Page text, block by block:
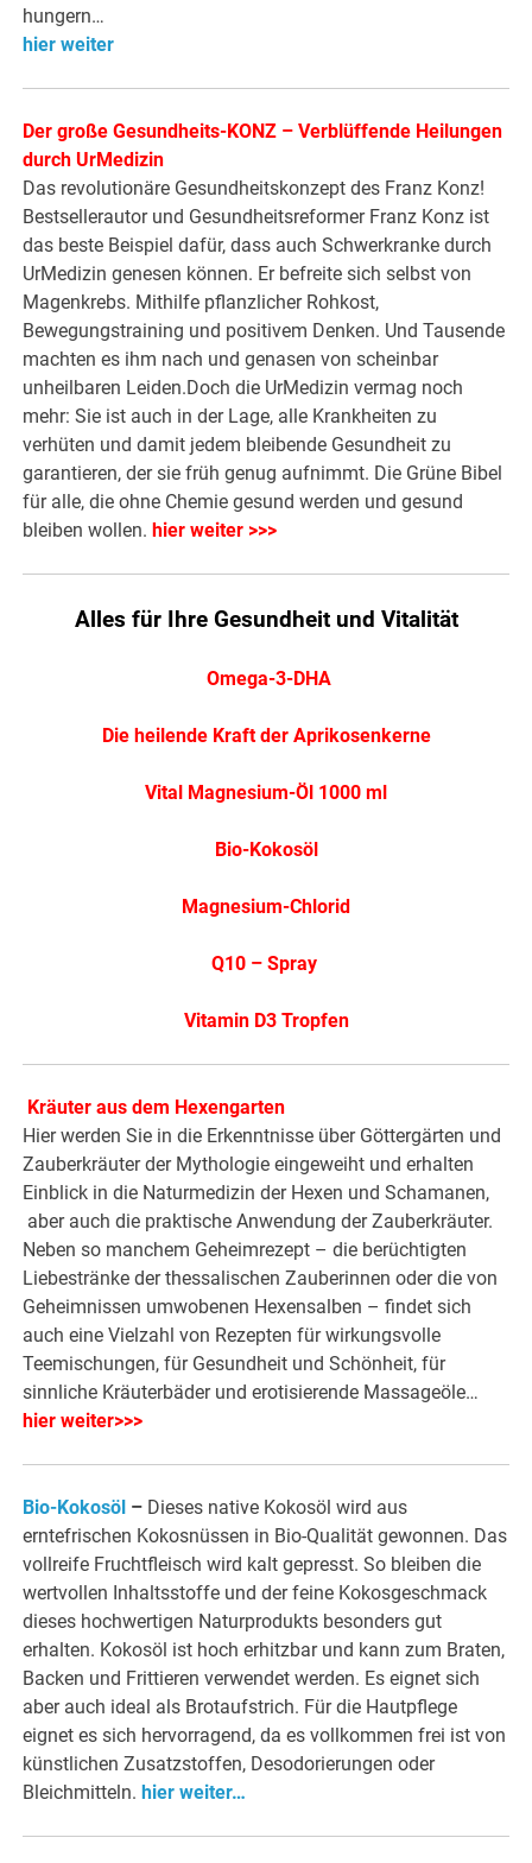
hungern…
hier weiter
Der große Gesundheits-KONZ – Verblüffende Heilungen
durch UrMedizin
Das revolutionäre Gesundheitskonzept des Franz Konz!
Bestsellerautor und Gesundheitsreformer Franz Konz ist
das beste Beispiel dafür, dass auch Schwerkranke durch
UrMedizin genesen können. Er befreite sich selbst von
Magenkrebs. Mithilfe pflanzlicher Rohkost,
Bewegungstraining und positivem Denken. Und Tausende
machten es ihm nach und genasen von scheinbar
unheilbaren Leiden.Doch die UrMedizin vermag noch
mehr: Sie ist auch in der Lage, alle Krankheiten zu
verhüten und damit jedem bleibende Gesundheit zu
garantieren, der sie früh genug aufnimmt. Die Grüne Bibel
für alle, die ohne Chemie gesund werden und gesund
bleiben wollen.hier weiter >>>
Alles für Ihre Gesundheit und Vitalität
Omega-3-DHA
Die heilende Kraft der Aprikosenkerne
Vital Magnesium-Öl 1000 ml
Bio-Kokosöl
Magnesium-Chlorid
Q10 – Spray
Vitamin D3 Tropfen
Kräuter aus dem Hexengarten
Hier werden Sie in die Erkenntnisse über Göttergärten und
Zauberkräuter der Mythologie eingeweiht und erhalten
Einblick in die Naturmedizin der Hexen und Schamanen,
aber auch die praktische Anwendung der Zauberkräuter.
Neben so manchem Geheimrezept – die berüchtigten
Liebestränke der thessalischen Zauberinnen oder die von
Geheimnissen umwobenen Hexensalben – findet sich
auch eine Vielzahl von Rezepten für wirkungsvolle
Teemischungen, für Gesundheit und Schönheit, für
sinnliche Kräuterbäder und erotisierende Massageöle…
hier weiter>>>
Bio-Kokosöl – Dieses native Kokosöl wird aus
erntefrischen Kokosnüssen in Bio-Qualität gewonnen. Das
vollreife Fruchtfleisch wird kalt gepresst. So bleiben die
wertvollen Inhaltsstoffe und der feine Kokosgeschmack
dieses hochwertigen Naturprodukts besonders gut
erhalten. Kokosöl ist hoch erhitzbar und kann zum Braten,
Backen und Frittieren verwendet werden. Es eignet sich
aber auch ideal als Brotaufstrich. Für die Hautpflege
eignet es sich hervorragend, da es vollkommen frei ist von
künstlichen Zusatzstoffen, Desodorierungen oder
Bleichmitteln.hier weiter…